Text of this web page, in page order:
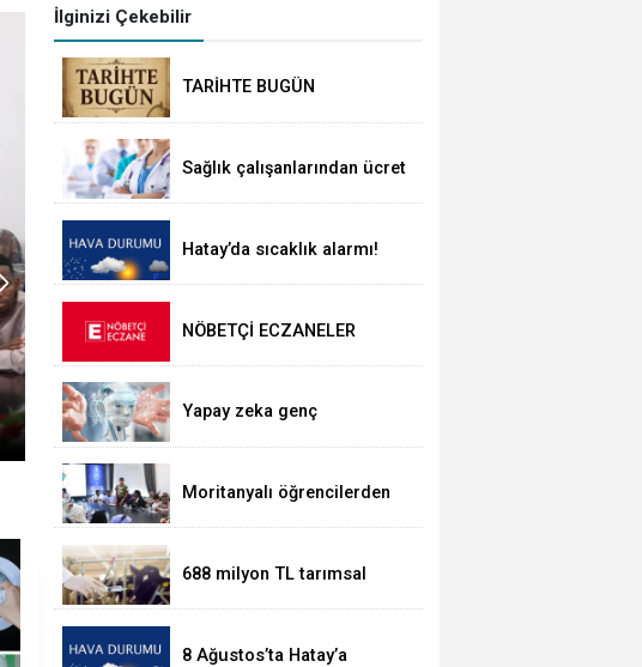
Bakan Tekin üniversite adaylarıyla
İlginizi Çekebilir
TARİHTE BUGÜN
Sağlık çalışanlarından ücret
Hatay’da sıcaklık alarmı!
NÖBETÇİ ECZANELER
Yapay zeka genç
açıyor
Moritanyalı öğrencilerden
688 milyon TL tarımsal
8 Ağustos’ta Hatay’a